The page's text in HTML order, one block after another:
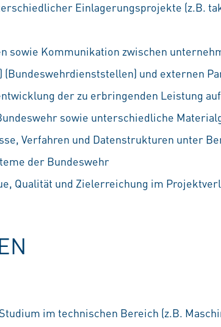
Einlagerungsprojekte (z.B.
sowie Kommunikation zwischen
und externen
der zu erbringenden Leistung
sowie unterschiedliche
Verfahren und Datenstrukturen unter
der Bundeswehr
Qualität und Zielerreichung im
im technischen Bereich (z.B.